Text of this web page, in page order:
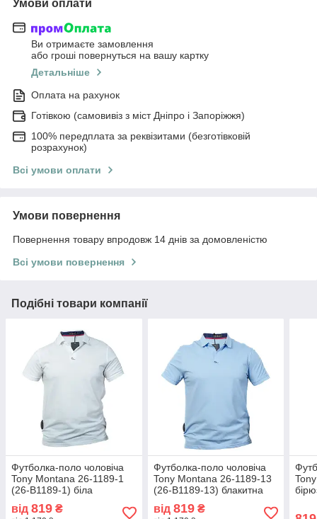
Умови оплати
Ви отримаєте замовлення
або гроші повернуться на вашу картку
Детальніше
Оплата на рахунок
Готівкою (самовивіз з міст Дніпро і Запоріжжя)
100% передплата за реквізитами (безготівковій
розрахунок)
Всі умови оплати
Умови повернення
Повернення товару впродовж 14 днів за домовленістю
Всі умови повернення
Подібні товари компанії
Футболка-поло чоловіча
Tony Montana 26-1189-1
(26-B1189-1) біла
від 819 ₴
Футболка-поло чоловіча
Tony Montana 26-1189-13
(26-B1189-13) блакитна
від 819₴